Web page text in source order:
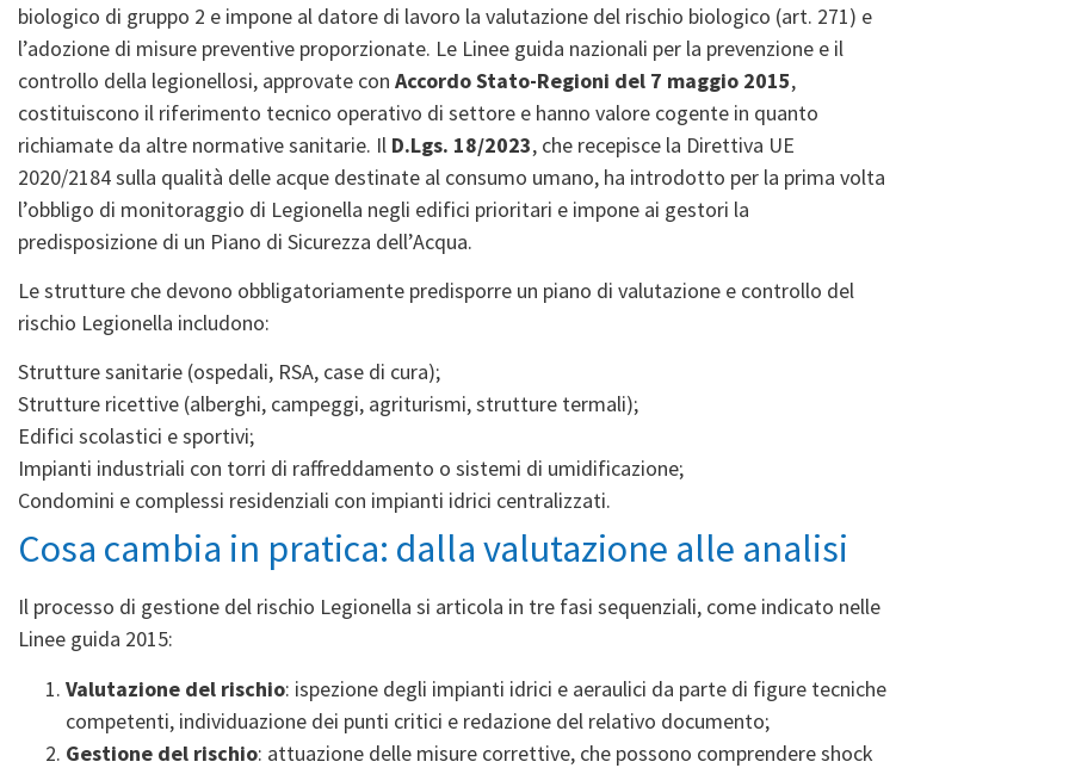
biologico di gruppo 2 e impone al datore di lavoro la valutazione del rischio biologico (art. 271) e
l’adozione di misure preventive proporzionate. Le Linee guida nazionali per la prevenzione e il
controllo della legionellosi, approvate con Accordo Stato-Regioni del 7 maggio 2015,
costituiscono il riferimento tecnico operativo di settore e hanno valore cogente in quanto
richiamate da altre normative sanitarie. Il D.Lgs. 18/2023, che recepisce la Direttiva UE
2020/2184 sulla qualità delle acque destinate al consumo umano, ha introdotto per la prima volta
l’obbligo di monitoraggio di Legionella negli edifici prioritari e impone ai gestori la
predisposizione di un Piano di Sicurezza dell’Acqua.
Le strutture che devono obbligatoriamente predisporre un piano di valutazione e controllo del
rischio Legionella includono:
Strutture sanitarie (ospedali, RSA, case di cura);
Strutture ricettive (alberghi, campeggi, agriturismi, strutture termali);
Edifici scolastici e sportivi;
Impianti industriali con torri di raffreddamento o sistemi di umidificazione;
Condomini e complessi residenziali con impianti idrici centralizzati.
Cosa cambia in pratica: dalla valutazione alle analisi
Il processo di gestione del rischio Legionella si articola in tre fasi sequenziali, come indicato nelle
Linee guida 2015:
Valutazione del rischio: ispezione degli impianti idrici e aeraulici da parte di figure tecniche
competenti, individuazione dei punti critici e redazione del relativo documento;
Gestione del rischio: attuazione delle misure correttive, che possono comprendere shock